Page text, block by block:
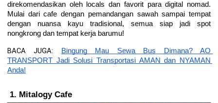
direkomendasikan oleh locals dan favorit para digital nomad.
Mulai dari cafe dengan pemandangan sawah sampai tempat
dengan nuansa kayu tradisional, semua siap jadi spot
nongkrong dan tempat kerja barumu!
BACA JUGA:
Bingung Mau Sewa Bus Dimana? AO
TRANSPORT Jadi Solusi Transportasi AMAN dan NYAMAN
Anda!
Mitalogy Cafe